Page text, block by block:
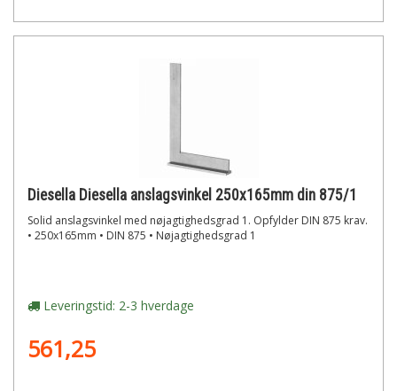
Diesella Diesella anslagsvinkel 250x165mm din 875/1
Solid anslagsvinkel med nøjagtighedsgrad 1. Opfylder DIN 875 krav.
• 250x165mm • DIN 875 • Nøjagtighedsgrad 1
Leveringstid: 2-3 hverdage
561,25